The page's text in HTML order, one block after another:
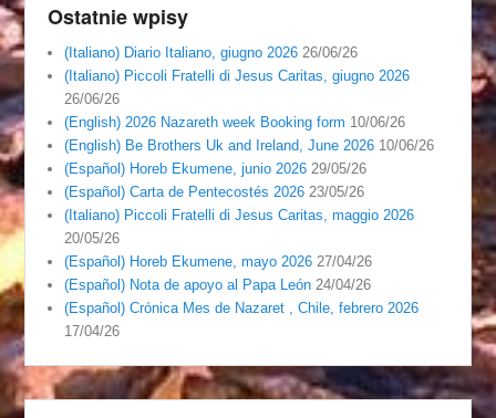
Ostatnie wpisy
(Italiano) Diario Italiano, giugno 2026 26/06/26
(Italiano) Piccoli Fratelli di Jesus Caritas, giugno 2026
26/06/26
(English) 2026 Nazareth week Booking form 10/06/26
(English) Be Brothers Uk and Ireland, June 2026 10/06/26
(Español) Horeb Ekumene, junio 2026 29/05/26
(Español) Carta de Pentecostés 2026 23/05/26
(Italiano) Piccoli Fratelli di Jesus Caritas, maggio 2026
20/05/26
(Español) Horeb Ekumene, mayo 2026 27/04/26
(Español) Nota de apoyo al Papa León 24/04/26
(Español) Crónica Mes de Nazaret , Chile, febrero 2026
17/04/26